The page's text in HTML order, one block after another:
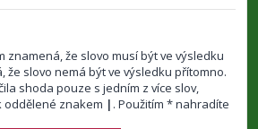
znamená, že slovo musí být ve výsledku
že slovo nemá být ve výsledku přítomno.
shoda pouze s jedním z více slov,
oddělené znakem | . Použitím * nahradíte